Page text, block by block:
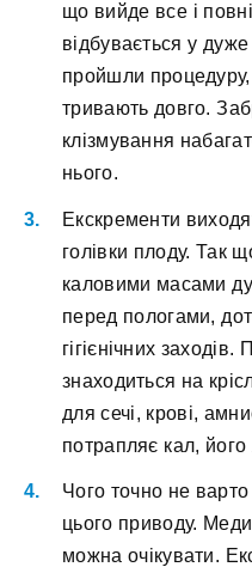
що вийде все і
відбувається у
пройшли
тривають довго.
клізмування
нього.
Екскременти
голівки плоду. Так
каловими масами
перед пологами,
гігієнічних
знаходиться на
для сечі, крові,
потрапляє кал,
Чого точно не
цього приводу.
можна очікувати.